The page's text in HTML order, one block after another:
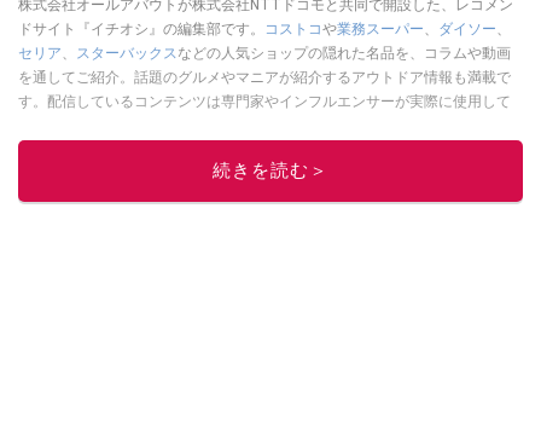
株式会社オールアバウトが株式会社NTTドコモと共同で開設した、レコメン
ドサイト『イチオシ』の編集部です。
コストコや業務スーパー、 ダイソー、
セリア、 スターバックスなどの人気ショップの隠れた名品を、コラムや動画
を通してご紹介。話題のグルメやマニアが紹介するアウトドア情報も満載で
す。配信しているコンテンツは専門家やインフルエンサーが実際に使用して
ニュースでフォロー
続きを読む＞